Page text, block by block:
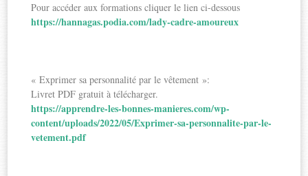
Pour accéder aux formations cliquer le lien ci-dessous
https://hannagas.podia.com/lady-cadre-amoureux
« Exprimer sa personnalité par le vêtement »:
Livret PDF gratuit à télécharger.
https://apprendre-les-bonnes-manieres.com/wp-
content/uploads/2022/05/Exprimer-sa-personnalite-par-le-
vetement.pdf